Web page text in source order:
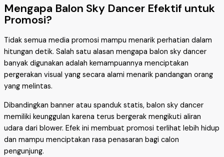
Mengapa Balon Sky Dancer Efektif untuk
Promosi?
Tidak semua media promosi mampu menarik perhatian dalam
hitungan detik. Salah satu alasan mengapa balon sky dancer
banyak digunakan adalah kemampuannya menciptakan
pergerakan visual yang secara alami menarik pandangan orang
yang melintas.
Dibandingkan banner atau spanduk statis, balon sky dancer
memiliki keunggulan karena terus bergerak mengikuti aliran
udara dari blower. Efek ini membuat promosi terlihat lebih hidup
dan mampu menciptakan rasa penasaran bagi calon
pengunjung.